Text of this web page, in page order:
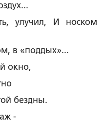
улучил, И носком
в «поддых»...
окно,
бездны.
-